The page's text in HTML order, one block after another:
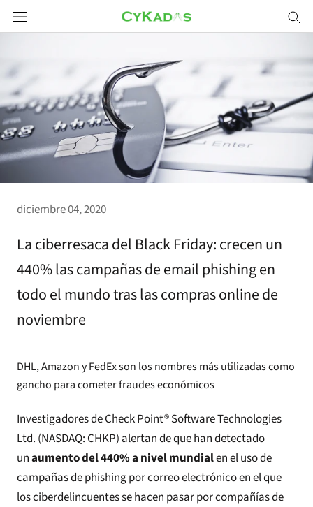
Saltar
a
diciembre 04, 2020
La ciberresaca del Black Friday: crecen un
440% las campañas de email phishing en
todo el mundo tras las compras online de
noviembre
DHL, Amazon y FedEx son los nombres más utilizadas como
gancho para cometer fraudes económicos
Investigadores deCheck Point® Software Technologies
Ltd. (NASDAQ: CHKP) alertan de que han detectado
unaumento del 440% a nivel mundialen el uso de
campañas de phishing por correo electrónico en el que
los ciberdelincuentes se hacen pasar por compañías de